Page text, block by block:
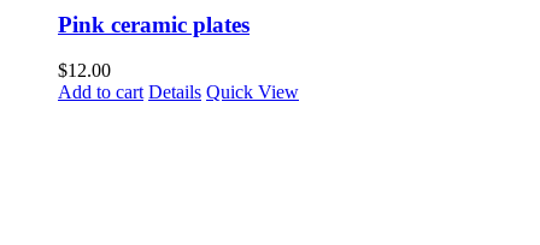
Pink ceramic plates
$12.00
Add to cart Details Quick View